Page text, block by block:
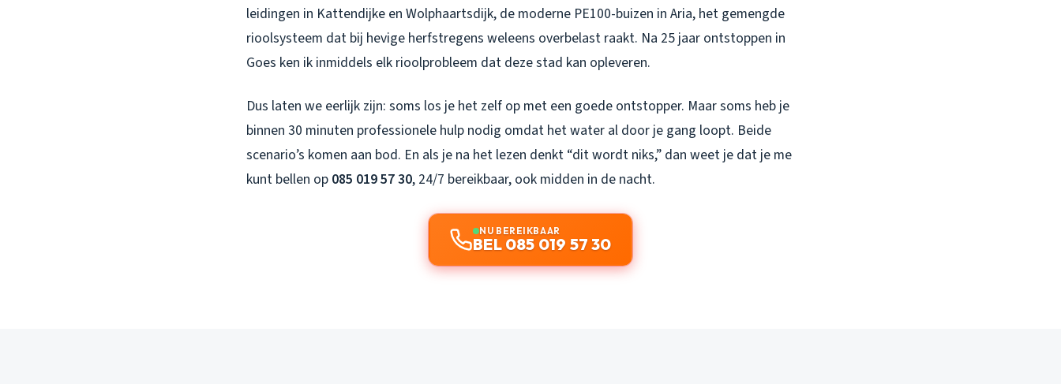
leidingen in Kattendijke en Wolphaartsdijk, de moderne PE100-buizen in Aria, het gemengde
rioolsysteem dat bij hevige herfstregens weleens overbelast raakt. Na 25 jaar ontstoppen in
Goes ken ik inmiddels elk rioolprobleem dat deze stad kan opleveren.
Dus laten we eerlijk zijn: soms los je het zelf op met een goede ontstopper. Maar soms heb je
binnen 30 minuten professionele hulp nodig omdat het water al door je gang loopt. Beide
scenario’s komen aan bod. En als je na het lezen denkt “dit wordt niks,” dan weet je dat je me
kunt bellen op 085 019 57 30, 24/7 bereikbaar, ook midden in de nacht.
NU BEREIKBAAR
BEL 085 019 57 30